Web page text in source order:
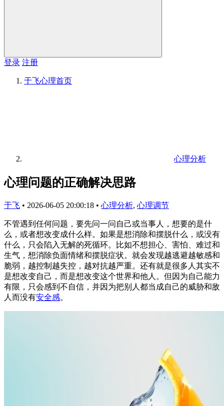
登录 注册
于飞心理首页
心理分析
心理问题的正确解决思路
于飞 • 2026-06-05 20:00:18 • 心理分析, 心理调节
不管遇到任何问题，要先问一问自己或当事人，想要的是什
么，或者想改变成什么样。如果是想消除和摆脱什么，或没有
什么，只会陷入无解的死循环。比如不想担心、害怕、难过和
生气，想消除负面情绪和摆脱症状。就会发现越逃避越敏感和
脆弱，越控制越失控，越对抗越严重。还有就是很多人其实不
是想改变自己，而是想改变这个世界和他人。但因为自己能力
有限，只会感到不自信，并因为把别人都当成自己的威胁和敌
人而没有安全感。